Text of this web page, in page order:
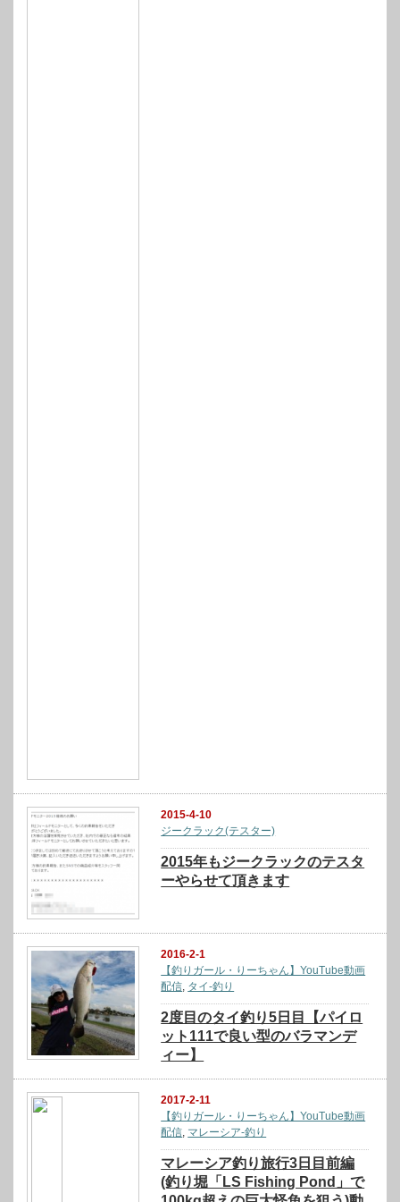
2015-4-10
ジークラック(テスター)
2015年もジークラックのテスタ
ーやらせて頂きます
2016-2-1
【釣りガール・りーちゃん】YouTube動画
配信, タイ-釣り
2度目のタイ釣り5日目【パイロ
ット111で良い型のバラマンデ
ィー】
2017-2-11
【釣りガール・りーちゃん】YouTube動画
配信, マレーシア-釣り
マレーシア釣り旅行3日目前編
(釣り堀「LS Fishing Pond」で